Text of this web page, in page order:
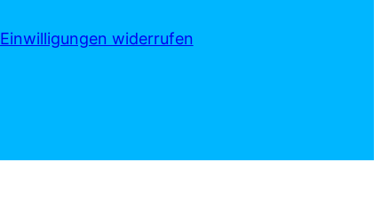
Einwilligungen widerrufen